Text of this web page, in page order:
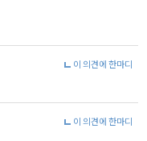
이 의견에 한마디
이 의견에 한마디